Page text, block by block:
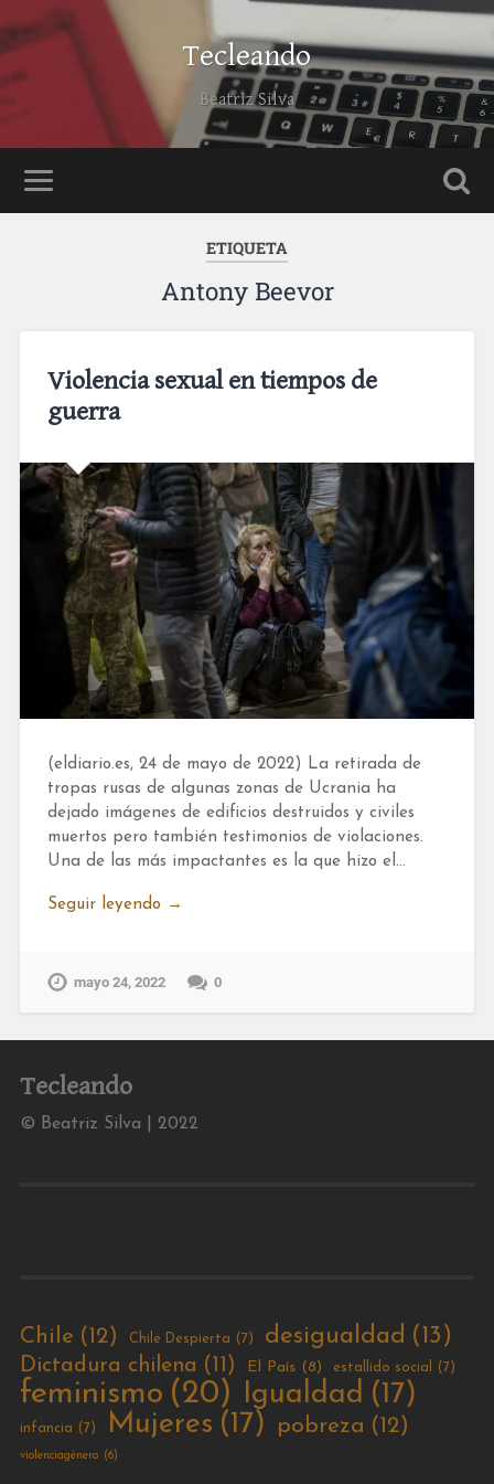
Tecleando
Beatriz Silva
ETIQUETA
Antony Beevor
Violencia sexual en tiempos de
guerra
(eldiario.es, 24 de mayo de 2022) La retirada de
tropas rusas de algunas zonas de Ucrania ha
dejado imágenes de edificios destruidos y civiles
muertos pero también testimonios de violaciones.
Una de las más impactantes es la que hizo el…
Seguir leyendo →
mayo 24, 2022 0
Tecleando
© Beatriz Silva | 2022
Chile (12) Chile Despierta (7) desigualdad (13)
Dictadura chilena (11) El País (8) estallido social (7)
feminismo (20) Igualdad (17)
infancia (7) Mujeres (17) pobreza (12)
violenciagénero (6)